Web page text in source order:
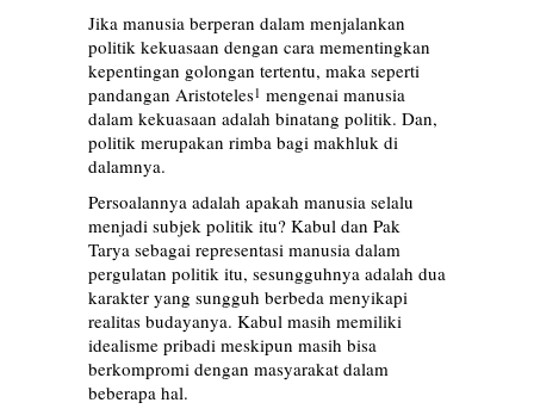
Jika manusia berperan dalam menjalankan
politik kekuasaan dengan cara mementingkan
kepentingan golongan tertentu, maka seperti
pandangan Aristoteles1 mengenai manusia
dalam kekuasaan adalah binatang politik. Dan,
politik merupakan rimba bagi makhluk di
dalamnya.
Persoalannya adalah apakah manusia selalu
menjadi subjek politik itu? Kabul dan Pak
Tarya sebagai representasi manusia dalam
pergulatan politik itu, sesungguhnya adalah dua
karakter yang sungguh berbeda menyikapi
realitas budayanya. Kabul masih memiliki
idealisme pribadi meskipun masih bisa
berkompromi dengan masyarakat dalam
beberapa hal.